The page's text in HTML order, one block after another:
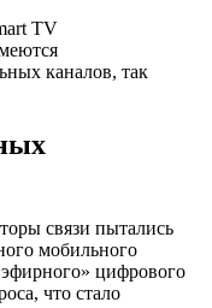
TV
каналов, так
связи пытались
мобильного
цифрового
что стало